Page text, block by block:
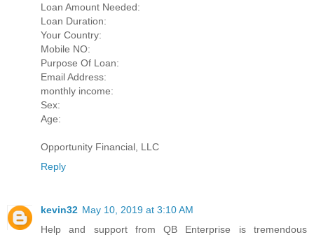
Loan Amount Needed:
Loan Duration:
Your Country:
Mobile NO:
Purpose Of Loan:
Email Address:
monthly income:
Sex:
Age:
Opportunity Financial, LLC
Reply
kevin32 May 10, 2019 at 3:10 AM
Help and support from QB Enterprise is tremendous